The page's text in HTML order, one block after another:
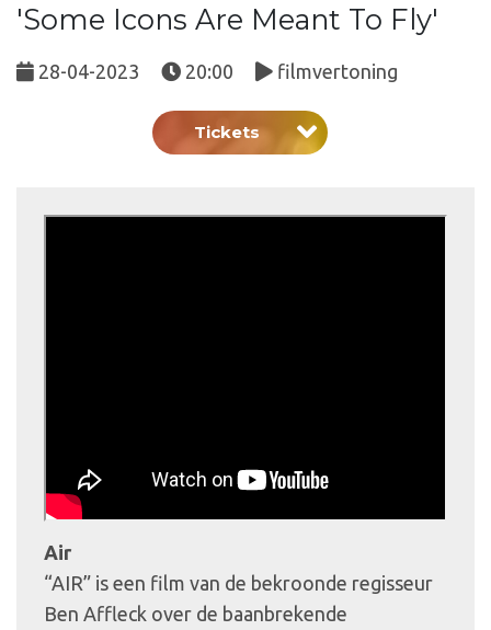
'Some Icons Are Meant To Fly'
28-04-2023 20:00 filmvertoning
Tickets
Air
“AIR” is een film van de bekroonde regisseur
Ben Affleck over de baanbrekende